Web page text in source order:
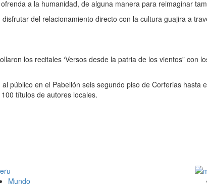
a la humanidad, de alguna manera para reimaginar
del relacionamiento directo con la cultura guajira a
los recitales ‘Versos desde la patria de los vientos” con
público en el Pabellón seis segundo piso de Corferias
títulos de autores locales.
Mundo